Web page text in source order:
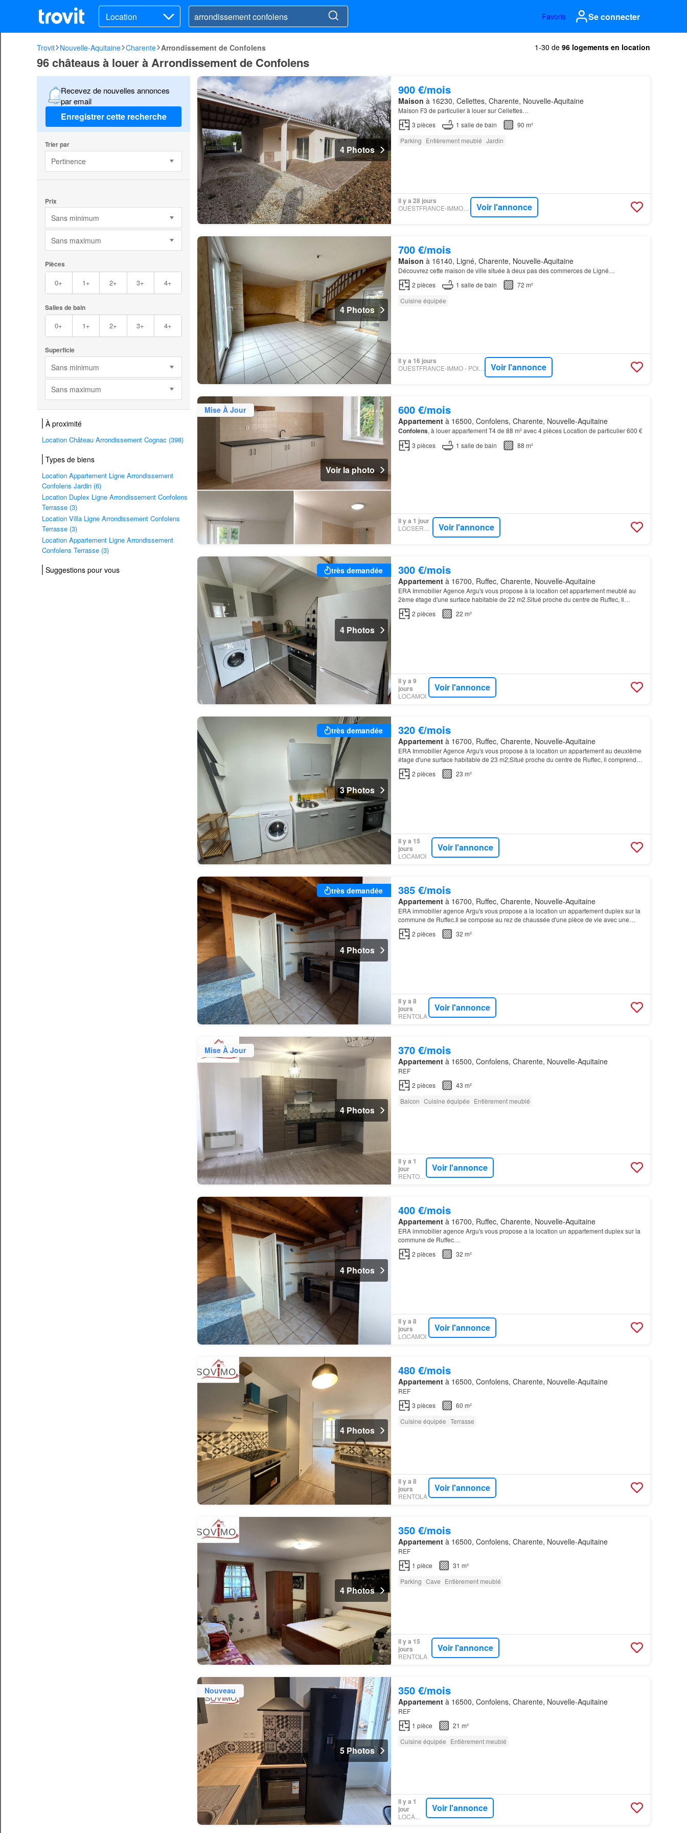
Location Favoris Se connecter
Trovit Nouvelle-Aquitaine Charente Arrondissement de Confolens 1-30 de 96 logements en location
96 châteaus à louer à Arrondissement de Confolens
Recevez de nouvelles annonces
par email
Enregistrer cette recherche
Trier par
Pertinence
Prix
Sans minimum
Sans maximum
Pièces
0+ 1+ 2+ 3+ 4+
Salles de bain
0+ 1+ 2+ 3+ 4+
Superficie
Sans minimum
Sans maximum
À proximité
Location Château Arrondissement Cognac (398)
Types de biens
Location Appartement Ligne Arrondissement
Confolens Jardin (6)
Location Duplex Ligne Arrondissement Confolens
Terrasse (3)
Location Villa Ligne Arrondissement Confolens
Terrasse (3)
Location Appartement Ligne Arrondissement
Confolens Terrasse (3)
Suggestions pour vous
4 Photos
900 €/mois
Maison à 16230, Cellettes, Charente, Nouvelle-Aquitaine
Maison F3 de particulier à louer sur Cellettes…
3 pièces 1 salle de bain
90 m²
Parking Entièrement meublé Jardin
Il y a 28 jours
OUESTFRANCE-IMMO - GOBOCOM Voir l'annonce
4 Photos
700 €/mois
Maison à 16140, Ligné, Charente, Nouvelle-Aquitaine
Découvrez cette maison de ville située à deux pas des commerces de Ligné…
2 pièces 1 salle de bain
72 m²
Cuisine équipée
Il y a 16 jours
OUESTFRANCE-IMMO - POINSOT IMMOBILIER Voir l'annonce
Mise À Jour
Voir la photo
600 €/mois
Appartementà 16500, Confolens, Charente, Nouvelle-Aquitaine
Confolens, à louer appartement T4 de 88 m² avec 4 pièces Location de particulier 600 €
3 pièces 1 salle de bain 88 m²
Il y a 1 jour
LOCSERVICE Voir l'annonce
très demandée
4 Photos
300 €/mois
Appartementà 16700, Ruffec, Charente, Nouvelle-Aquitaine
ERA Immobilier Agence Argu's vous propose à la location cet appartement meublé au
2ème étage d'une surface habitable de 22 m2.Situé proche du centre de Ruffec, Il
comprend une cuisine/pièce de vie, une chambre, une salle d'ea…
2 pièces 22 m²
Il y a 9
jours
LOCAMOI
Voir l'annonce
très demandée
3 Photos
320 €/mois
Appartementà 16700, Ruffec, Charente, Nouvelle-Aquitaine
ERA Immobilier Agence Argu's vous propose à la location un appartement au deuxième
étage d'une surface habitable de 23 m2;Situé proche du centre de Ruffec, il comprend
une cuisine/pièce de vie, une chambre, une salle d'eau et…
2 pièces 23 m²
Il y a 15
jours
LOCAMOI
Voir l'annonce
très demandée
4 Photos
385 €/mois
Appartementà 16700, Ruffec, Charente, Nouvelle-Aquitaine
ERA immobilier agence Argu's vous propose a la location un appartement duplex sur la
commune de Ruffec.Il se compose au rez de chaussée d'une pièce de vie avec une
cuisine, une salle de bain et un WC indépendant…
2 pièces 32 m²
Il y a 8
jours
RENTOLA
Voir l'annonce
Mise À Jour
4 Photos
370 €/mois
Appartementà 16500, Confolens, Charente, Nouvelle-Aquitaine
REF
2 pièces
43 m²
Balcon Cuisine équipée Entièrement meublé
Il y a 1
jour
RENTOLA
Voir l'annonce
4 Photos
400 €/mois
Appartementà 16700, Ruffec, Charente, Nouvelle-Aquitaine
ERA immobilier agence Argu's vous propose a la location un appartement duplex sur la
commune de Ruffec…
2 pièces 32 m²
Il y a 8
jours
LOCAMOI
Voir l'annonce
4 Photos
480 €/mois
Appartementà 16500, Confolens, Charente, Nouvelle-Aquitaine
REF
3 pièces
60 m²
Cuisine équipée Terrasse
Il y a 8
jours
RENTOLA
Voir l'annonce
4 Photos
350 €/mois
Appartementà 16500, Confolens, Charente, Nouvelle-Aquitaine
REF
1 pièce
31 m²
Parking Cave Entièrement meublé
Il y a 15
jours
RENTOLA
Voir l'annonce
Nouveau
5 Photos
350 €/mois
Appartementà 16500, Confolens, Charente, Nouvelle-Aquitaine
REF
1 pièce
21 m²
Cuisine équipée Entièrement meublé
Il y a 1
jour
LOCAMOI
Voir l'annonce